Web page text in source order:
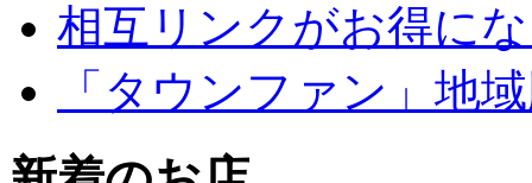
相互リンクがお得に
「タウンファン」地